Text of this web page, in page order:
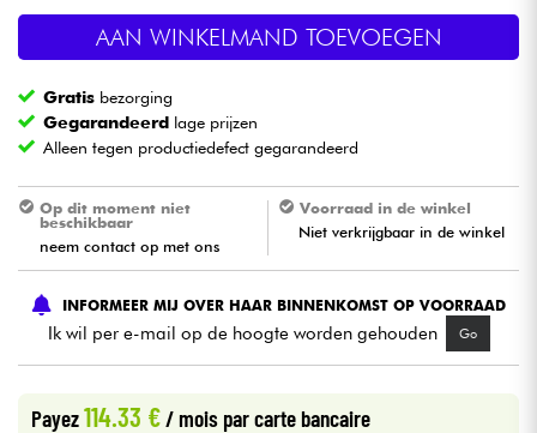
Licht
Drums & percussie
Viool & Quatuor
Kinderen
Kabels & toebehoren
HiFi
AAN WINKELMAND TOEVOEGEN
Gratis bezorging
Gegarandeerd lage prijzen
Alleen tegen productiedefect gegarandeerd
Op dit moment niet
beschikbaar
neem contact op met ons
Voorraad in de winkel
Niet verkrijgbaar in de winkel
INFORMEER MIJ OVER HAAR BINNENKOMST OP VOORRAAD
Ik wil per e-mail op de hoogte worden gehouden Go
Payez114.33 €/ mois par carte bancaire